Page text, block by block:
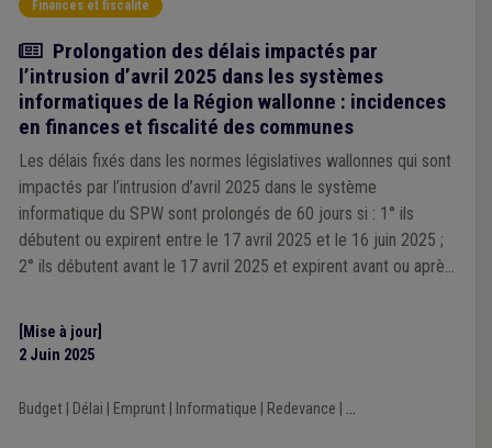
Finances et fiscalité
Actualité
Prolongation des délais impactés par
l’intrusion d’avril 2025 dans les systèmes
informatiques de la Région wallonne : incidences
en finances et fiscalité des communes
Les délais fixés dans les normes législatives wallonnes qui sont
impactés par l’intrusion d’avril 2025 dans le système
informatique du SPW sont prolongés de 60 jours si : 1° ils
débutent ou expirent entre le 17 avril 2025 et le 16 juin 2025 ;
2° ils débutent avant le 17 avril 2025 et expirent avant ou après
[Mise à jour]
2 Juin 2025
Budget| Délai Emprunt| Informatique Redevance ...